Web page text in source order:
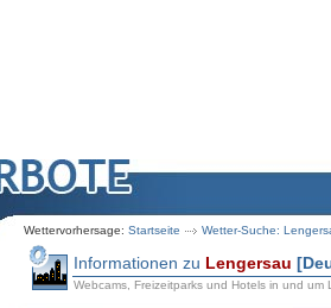
Wettervorhersage: Startseite Wetter-Suche:
Informationen zu Lengersau
Webcams, Freizeitparks und Hotels in und um